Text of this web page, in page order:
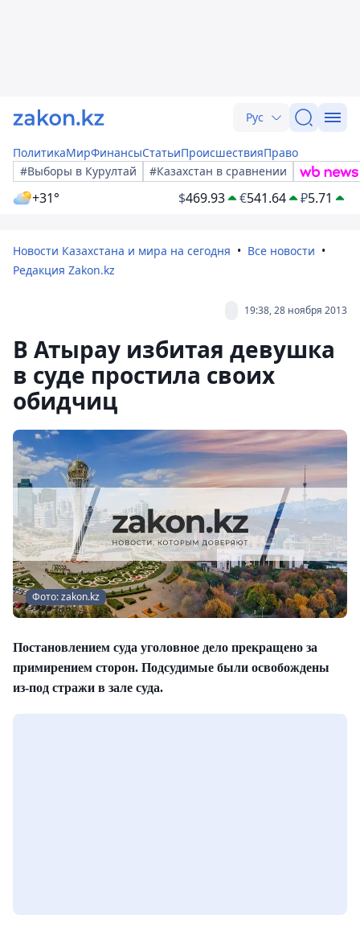
Рус
ПолитикаМирФинансыСтатьиПроисшествияПраво
#Выборы в Курултай
#Казахстан в сравнении
+31° $469.93 €541.64 ₽5.71
Новости Казахстана и мира на сегодня
Все новости
Редакция Zakon.kz
19:38, 28 ноября 2013
В Атырау избитая девушка
в суде простила своих
обидчиц
Фото: zakon.kz
Постановлением суда уголовное дело прекращено за
примирением сторон. Подсудимые были освобождены
из-под стражи в зале суда.